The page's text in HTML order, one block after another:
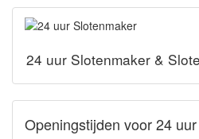
24 uur Slotenmaker &
Openingstijden voor 24